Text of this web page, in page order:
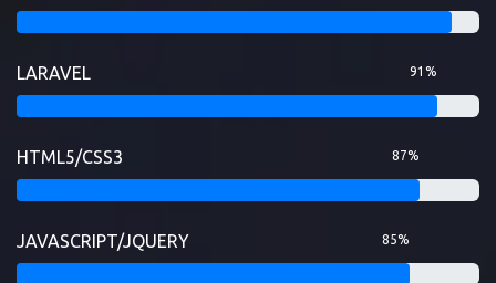
LARAVEL 91%
HTML5/CSS3 87%
JAVASCRIPT/JQUERY 85%